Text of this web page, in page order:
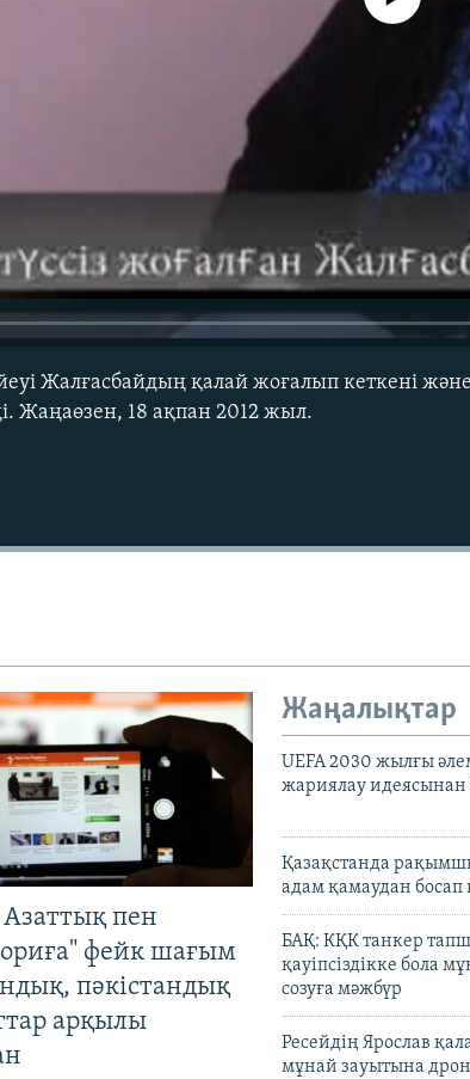
Жалғасбайдың қалай жоғалып кеткені және
Жаңаөзен, 18 ақпан 2012 жыл.
Азаттық пен
фейк шағым
пәкістандық
арқылы
Жаңалықтар
UEFA 2030 жылғы
жариялау идеясынан
Қазақстанда
адам қамаудан
БАҚ: КҚК танкер
қауіпсіздікке бола
созуға мәжбүр
Ресейдің Ярослав
мұнай зауытына